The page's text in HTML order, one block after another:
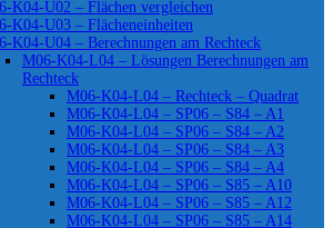
K04-U02 – Flächen vergleichen
K04-U03 – Flächeneinheiten
K04-U04 – Berechnungen am Rechteck
M06-K04-L04 – Lösungen Berechnungen am
Rechteck
M06-K04-L04 – Rechteck – Quadrat
M06-K04-L04 – SP06 – S84 – A1
M06-K04-L04 – SP06 – S84 – A2
M06-K04-L04 – SP06 – S84 – A3
M06-K04-L04 – SP06 – S84 – A4
M06-K04-L04 – SP06 – S85 – A10
M06-K04-L04 – SP06 – S85 – A12
M06-K04-L04 – SP06 – S85 – A14